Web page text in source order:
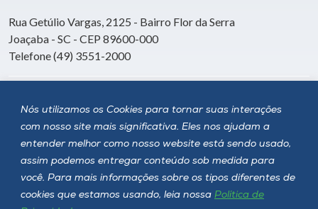
Nós utilizamos os Cookies para tornar suas interações
com nosso site mais significativa. Eles nos ajudam a
entender melhor como nosso website está sendo usado,
assim podemos entregar conteúdo sob medida para
você. Para mais informações sobre os tipos diferentes de
cookies que estamos usando, leia nossa Política de
Rua Getúlio Vargas, 2125 - Bairro Flor da Serra
Joaçaba - SC - CEP 89600-000
Telefone (49) 3551-2000
Siga a Unoesc